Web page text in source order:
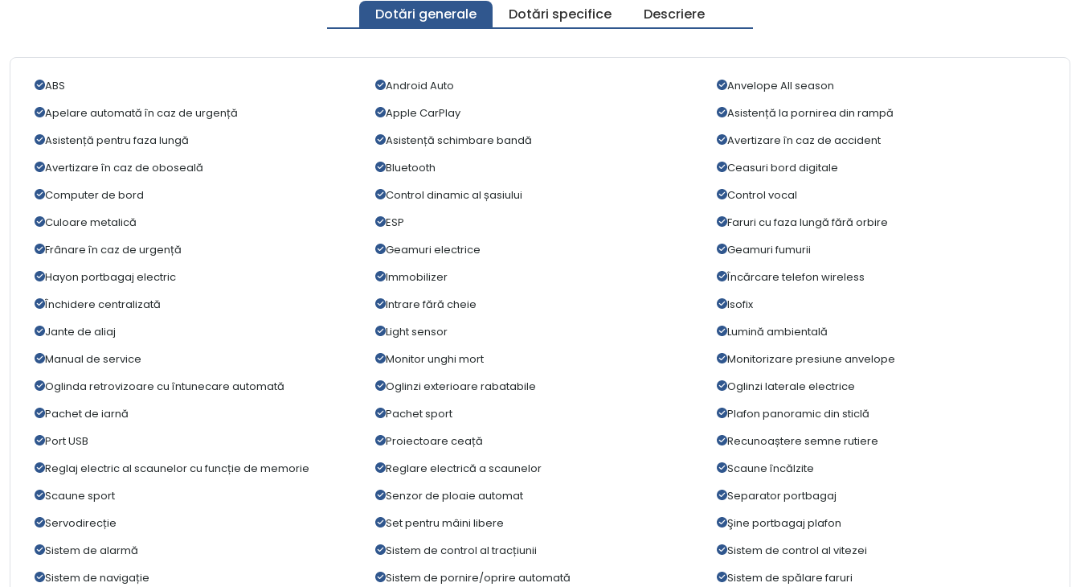
Dotări generale Dotări specifice Descriere
ABS Android Auto
Anvelope All season
Apelare automată în caz de urgență
Apple CarPlay
Asistență la pornirea din rampă
Asistență pentru faza lungă
Asistență schimbare bandă
Avertizare în caz de accident
Avertizare în caz de oboseală
Bluetooth
Ceasuri bord digitale
Computer de bord
Control dinamic al șasiului
Control vocal
Culoare metalică
ESP
Faruri cu faza lungă fără orbire
Frânare în caz de urgență
Geamuri electrice
Geamuri fumurii
Hayon portbagaj electric
Immobilizer
Încărcare telefon wireless
Închidere centralizată
Intrare fără cheie
Isofix
Jante de aliaj
Light sensor
Lumină ambientală
Manual de service
Monitor unghi mort
Monitorizare presiune anvelope
Oglinda retrovizoare cu întunecare automată
Oglinzi exterioare rabatabile
Oglinzi laterale electrice
Pachet de iarnă
Pachet sport
Plafon panoramic din sticlă
Port USB
Proiectoare ceață
Recunoaștere semne rutiere
Reglaj electric al scaunelor cu funcție de memorie
Reglare electrică a scaunelor
Scaune încălzite
Scaune sport
Senzor de ploaie automat
Separator portbagaj
Servodirecție
Set pentru mâini libere
Şine portbagaj plafon
Sistem de alarmă
Sistem de control al tracțiunii
Sistem de control al vitezei
Sistem de navigație
Sistem de pornire/oprire automată
Sistem de spălare faruri